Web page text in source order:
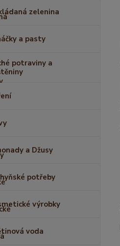
zelenina
a pasty
potraviny a
a Džusy
potřeby
výrobky
voda